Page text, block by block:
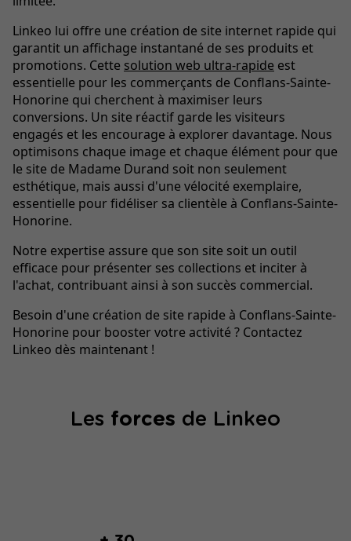
Linkeo lui offre une création de site internet rapide qui
garantit un affichage instantané de ses produits et
promotions. Cette solution web ultra-rapide est
essentielle pour les commerçants de Conflans-Sainte-
Honorine qui cherchent à maximiser leurs
conversions. Un site réactif garde les visiteurs
engagés et les encourage à explorer davantage. Nous
optimisons chaque image et chaque élément pour que
le site de Madame Durand soit non seulement
esthétique, mais aussi d'une vélocité exemplaire,
essentielle pour fidéliser sa clientèle à Conflans-Sainte-
Honorine.
Notre expertise assure que son site soit un outil
efficace pour présenter ses collections et inciter à
l'achat, contribuant ainsi à son succès commercial.
Besoin d'une création de site rapide à Conflans-Sainte-
Honorine pour booster votre activité ? Contactez
Linkeo dès maintenant !
Les forces de Linkeo